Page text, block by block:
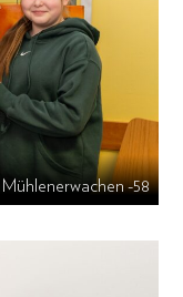
Mühlenerwachen -58